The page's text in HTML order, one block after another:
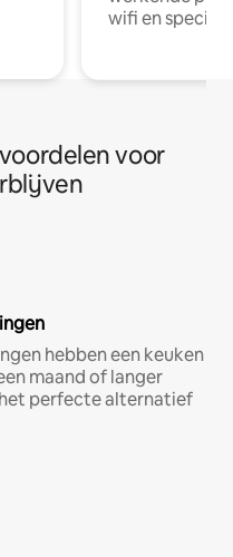
wifi en
voor
hebben een keuken
maand of langer
perfecte alternatief